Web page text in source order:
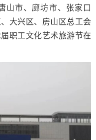
山市、廊坊市、张家口
大兴区、房山区总工会
职工文化艺术旅游节在